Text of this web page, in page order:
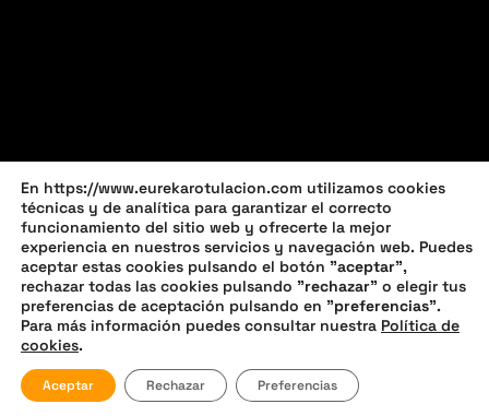
Política de privacidad
Política de cookies (UE)
Política de devoluciones y reembolsos
En https://www.eurekarotulacion.com utilizamos cookies
técnicas y de analítica para garantizar el correcto
funcionamiento del sitio web y ofrecerte la mejor
experiencia en nuestros servicios y navegación web. Puedes
aceptar estas cookies pulsando el botón "aceptar",
rechazar todas las cookies pulsando "rechazar" o elegir tus
preferencias de aceptación pulsando en "preferencias".
Para más información puedes consultar nuestra Política de
cookies.
Aceptar Rechazar Preferencias